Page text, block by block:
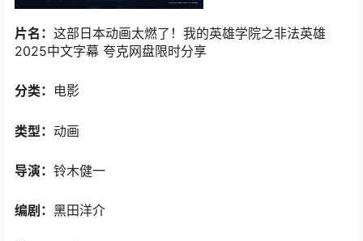
片名： 这部日本动画太燃了！我的英雄学院之非法英雄
2025中文字幕 夸克网盘限时分享
分类： 电影
类型： 动画
导演： 铃木健一
编剧： 黑田洋介